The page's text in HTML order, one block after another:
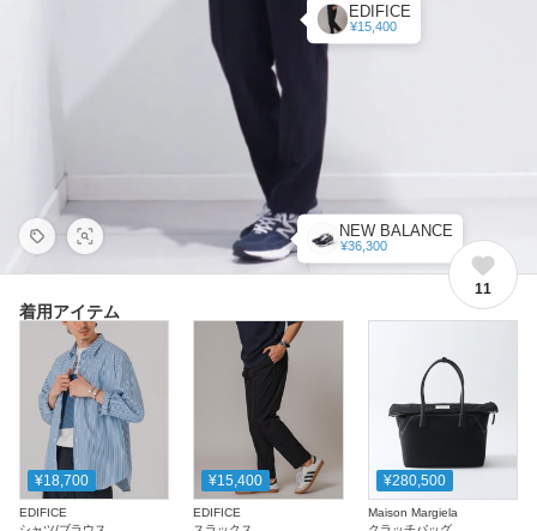
EDIFICE
¥15,400
NEW BALANCE
¥36,300
11
着用アイテム
¥18,700
EDIFICE
¥15,400
EDIFICE
¥280,500
Maison Margiela